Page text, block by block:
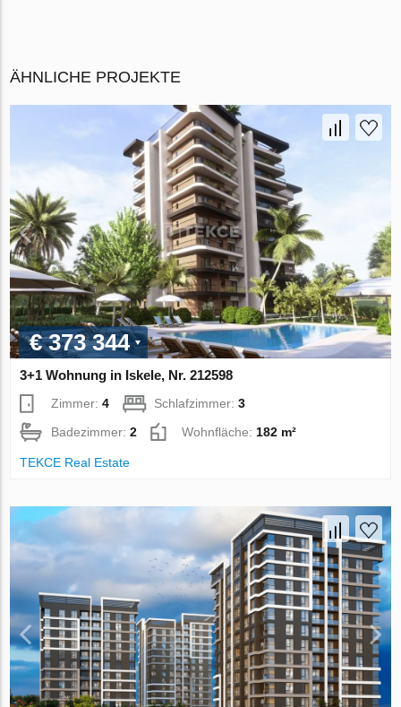
ÄHNLICHE PROJEKTE
€ 373 344
3+1 Wohnung in Iskele, Nr. 212598
Zimmer:4 Schlafzimmer:3
Badezimmer:2 Wohnfläche:182 m²
TEKCE Real Estate